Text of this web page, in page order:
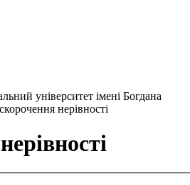
університет імені Богдана
нерівності